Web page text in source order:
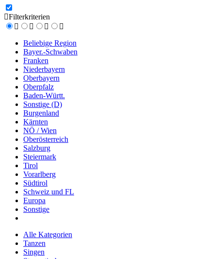
Filterkriterien
Beliebige Region
Bayer.-Schwaben
Franken
Niederbayern
Oberbayern
Oberpfalz
Baden-Württ.
Sonstige (D)
Burgenland
Kärnten
NÖ / Wien
Oberösterreich
Salzburg
Steiermark
Tirol
Vorarlberg
Südtirol
Schweiz und FL
Europa
Sonstige
Alle Kategorien
Tanzen
Singen